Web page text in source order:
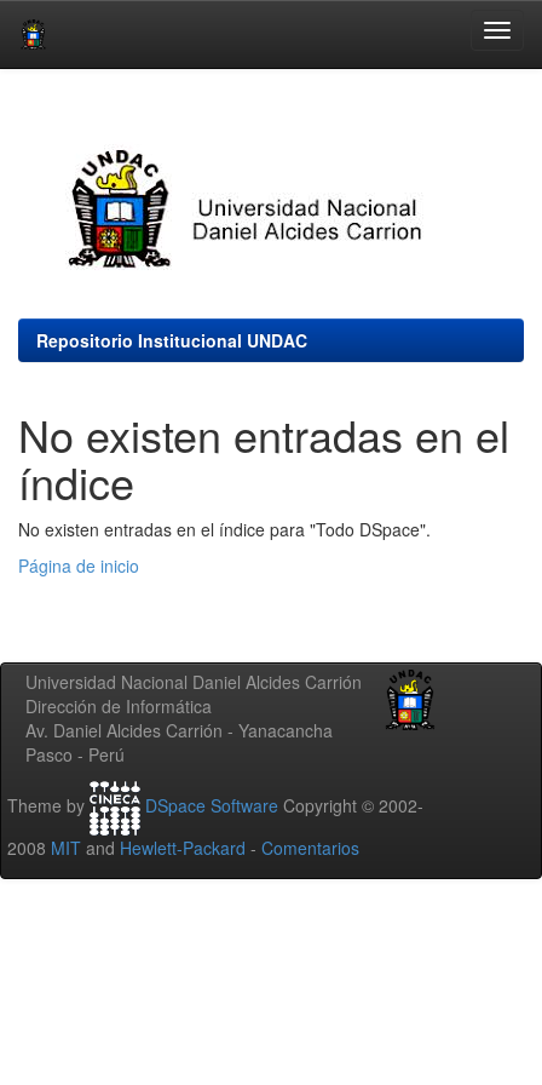
Repositorio Institucional UNDAC
No existen entradas en el
índice
No existen entradas en el índice para "Todo DSpace".
Página de inicio
Universidad Nacional Daniel Alcides Carrión
Dirección de Informática
Av. Daniel Alcides Carrión - Yanacancha
Pasco - Perú
Theme by DSpace Software Copyright © 2002-
2008 MIT and Hewlett-Packard - Comentarios